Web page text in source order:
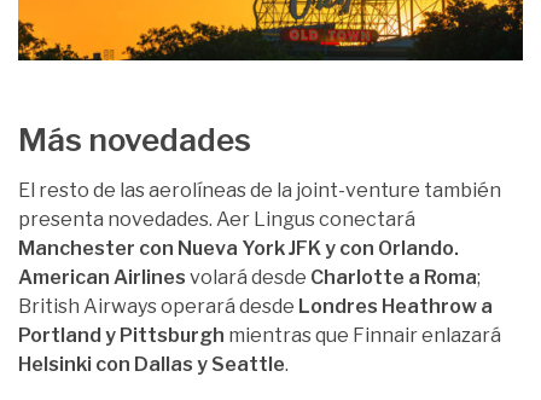
Más novedades
El resto de las aerolíneas de la joint-venture también
presenta novedades. Aer Lingus conectará
Manchester con Nueva York JFK y con Orlando.
American Airlines volará desde Charlotte a Roma;
British Airways operará desde Londres Heathrow a
Portland y Pittsburgh mientras que Finnair enlazará
Helsinki con Dallas y Seattle.